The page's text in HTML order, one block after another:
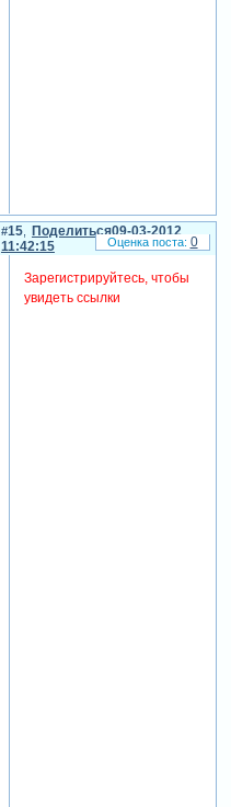
Поделиться
15
09-03-2012
11:42:15
Зарегистрируйтесь, чтобы
увидеть ссылки
0